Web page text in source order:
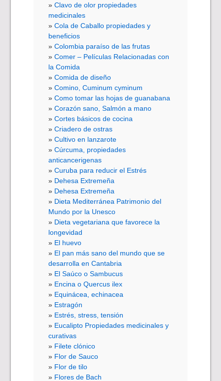
Clavo de olor propiedades
medicinales
Cola de Caballo propiedades y
beneficios
Colombia paraíso de las frutas
Comer – Películas Relacionadas con
la Comida
Comida de diseño
Comino, Cuminum cyminum
Como tomar las hojas de guanabana
Corazón sano, Salmón a mano
Cortes básicos de cocina
Criadero de ostras
Cultivo en lanzarote
Cúrcuma, propiedades
anticancerigenas
Curuba para reducir el Estrés
Dehesa Extremeña
Dehesa Extremeña
Dieta Mediterránea Patrimonio del
Mundo por la Unesco
Dieta vegetariana que favorece la
longevidad
El huevo
El pan más sano del mundo que se
desarrolla en Cantabria
El Saúco o Sambucus
Encina o Quercus ilex
Equinácea, echinacea
Estragón
Estrés, stress, tensión
Eucalipto Propiedades medicinales y
curativas
Filete clónico
Flor de Sauco
Flor de tilo
Flores de Bach